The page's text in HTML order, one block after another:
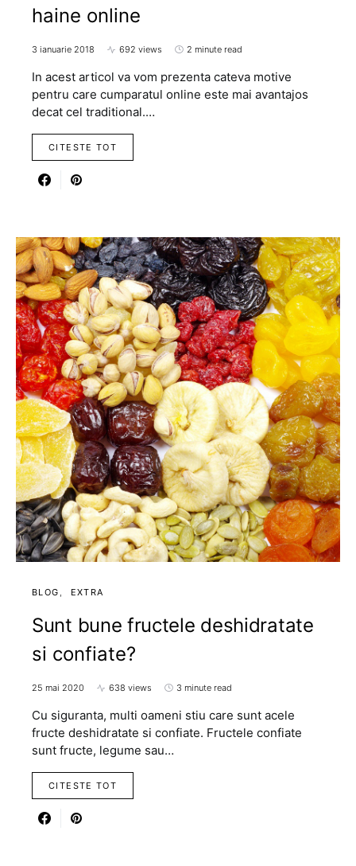
haine online
3 ianuarie 2018 692 views 2 minute read
In acest articol va vom prezenta cateva motive
pentru care cumparatul online este mai avantajos
decat cel traditional.…
CITESTE TOT
BLOG EXTRA
Sunt bune fructele deshidratate
si confiate?
25 mai 2020 638 views 3 minute read
Cu siguranta, multi oameni stiu care sunt acele
fructe deshidratate si confiate. Fructele confiate
sunt fructe, legume sau…
CITESTE TOT